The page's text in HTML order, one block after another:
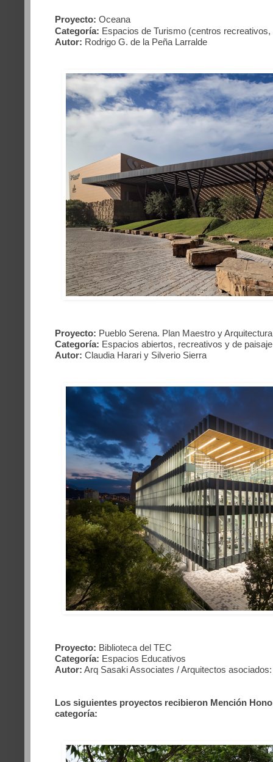
Proyecto: Oceana
Categoría: Espacios de Turismo (centros recreativos,
Autor: Rodrigo G. de la Peña Larralde
Proyecto: Pueblo Serena. Plan Maestro y
Categoría: Espacios abiertos, recreativos y de paisaje
Autor: Claudia Harari y Silverio Sierra
Proyecto: Biblioteca del TEC
Categoría: Espacios Educativos
Autor: Arq Sasaki Associates / Arquitectos
Los siguientes proyectos recibieron Mención
categoría: